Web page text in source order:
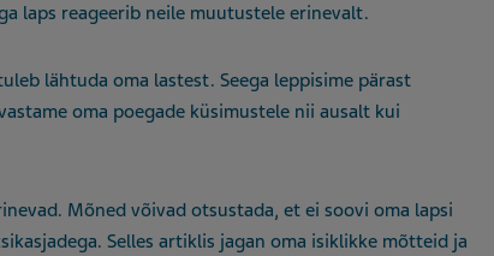
laps reageerib neile muutustele erinevalt.
lähtuda oma lastest. Seega leppisime pärast
oma poegade küsimustele nii ausalt kui
Mõned võivad otsustada, et ei soovi oma lapsi
Selles artiklis jagan oma isiklikke mõtteid ja